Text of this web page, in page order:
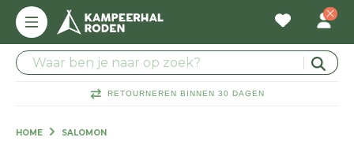
RETOURNEREN BINNEN 30 DAGEN
HOME SALOMON